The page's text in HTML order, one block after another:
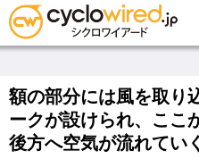
メ
イ
テ
ン
に
額の部分には風を取り
ークが設けられ、ここ
後方へ空気が流れていく